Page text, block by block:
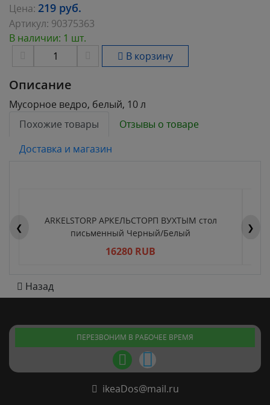
Цена: 219 руб.
Артикул: 90375363
В наличии: 1 шт.
В корзину
Описание
Мусорное ведро, белый, 10 л
Похожие товары
Отзывы о товаре
Доставка и магазин
❮
ARKELSTORP АРКЕЛЬСТОРП ВУХТЫМ стол
письменный Черный/Белый
16280 RUB
❯
Назад
ПЕРЕЗВОНИМ В РАБОЧЕЕ ВРЕМЯ
ikeaDos@mail.ru